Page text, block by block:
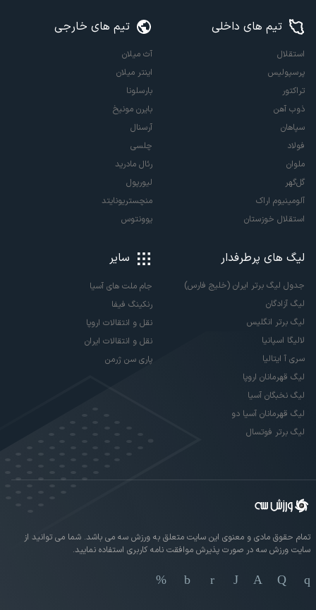
تیم های داخلی
استقلال
پرسپولیس
تراکتور
ذوب آهن
سپاهان
فولاد
ملوان
گل‌گهر
آلومینیوم اراک
استقلال خوزستان
تیم های خارجی
آث میلان
اینتر میلان
بارسلونا
بایرن مونیخ
آرسنال
چلسی
رئال مادرید
لیورپول
منچستریونایتد
یوونتوس
لیگ های پرطرفدار
جدول لیگ برتر ایران (خلیج فارس)
لیگ آزادگان
لیگ برتر انگلیس
لالیگا اسپانیا
سری آ ایتالیا
لیگ قهرمانان اروپا
لیگ نخبگان آسیا
لیگ قهرمانان آسیا دو
لیگ برتر فوتسال
سایر
جام ملت های آسیا
رنکینگ فیفا
نقل و انتقالات اروپا
نقل و انتقالات ایران
پاری سن ژرمن
تمام حقوق مادی و معنوی این سایت متعلق به ورزش سه می باشد. شما می توانید از
سایت ورزش سه در صورت پذیرش موافقت نامه کاربری استفاده نمایید.